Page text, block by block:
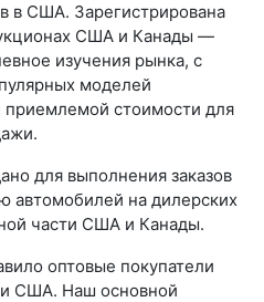
в США. Зарегистрирована
США и Канады —
изучения рынка, с
моделей
стоимости для
для выполнения заказов
автомобилей на дилерских
части США и Канады.
оптовые покупатели
США. Наш основной